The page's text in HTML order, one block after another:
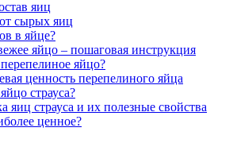
яиц
сырых яиц
в яйце?
яйцо – пошаговая инструкция
яйцо?
ценность перепелиного яйца
страуса?
яиц страуса и их полезные свойства
ценное?